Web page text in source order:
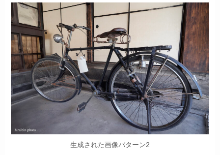
生成された画像パターン2